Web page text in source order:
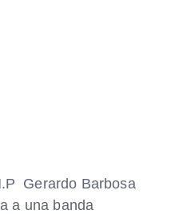
Gerardo Barbosa
a una banda